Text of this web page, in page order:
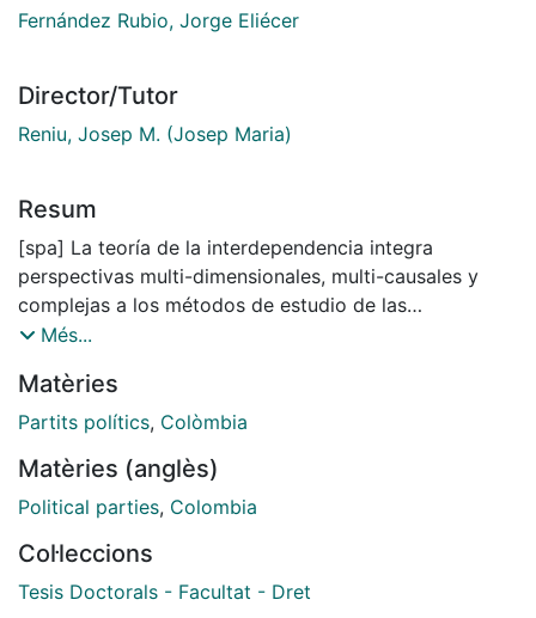
Fernández Rubio, Jorge Eliécer
Director/Tutor
Reniu, Josep M. (Josep Maria)
Resum
[spa] La teoría de la interdependencia integra
perspectivas multi-dimensionales, multi-causales y
complejas a los métodos de estudio de las
organizaciones de los partidos políticos. Propicia su
ambiente. Pese a su crítica contra los métodos de
investigación del sistema racional y del sistema
complementario de aquellos enfoques que asumen
perspectivas de comprensión macro de las
interdependientes permiten relacionar múltiples
conceptos con fines de integración explicativa. Por
Més...
Matèries
Partits polítics, Colòmbia
Matèries (anglès)
Political parties, Colombia
Col·leccions
Tesis Doctorals - Facultat - Dret